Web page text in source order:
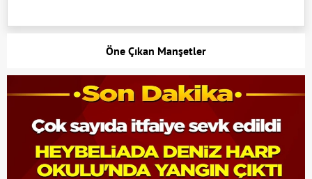
Öne Çıkan Manşetler